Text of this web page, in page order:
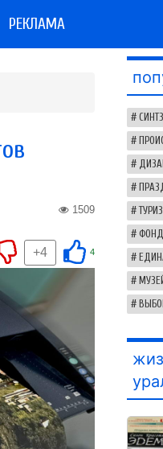
РЕКЛАМА
1509
4
+4
СИНТЗ